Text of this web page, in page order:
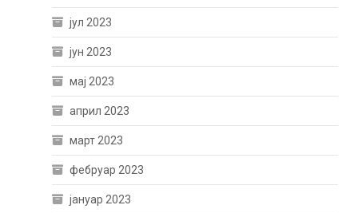
јул 2023
јун 2023
мај 2023
април 2023
март 2023
фебруар 2023
јануар 2023